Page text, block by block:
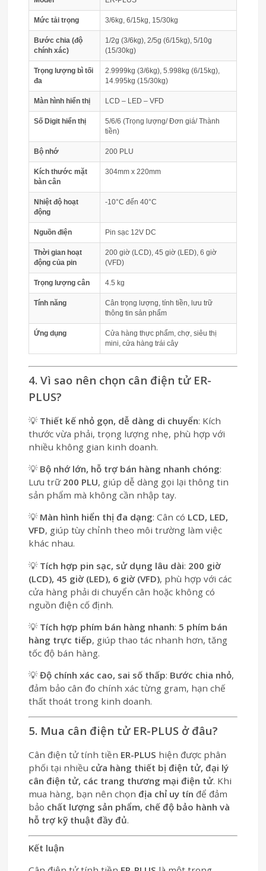
Mức tải trọng 3/6kg, 6/15kg, 15/30kg
Bước chia (độ
chính xác)
1/2g (3/6kg), 2/5g (6/15kg), 5/10g
(15/30kg)
Trọng lượng bì tối
đa
2.9999kg (3/6kg), 5.998kg (6/15kg),
14.995kg (15/30kg)
Màn hình hiển thị LCD – LED – VFD
Số Digit hiển thị
5/6/6 (Trọng lượng/ Đơn giá/ Thành
tiền)
Bộ nhớ 200 PLU
Kích thước mặt
bàn cân
304mm x 220mm
Nhiệt độ hoạt
động
-10°C đến 40°C
Nguồn điện Pin sạc 12V DC
Thời gian hoạt
động của pin
200 giờ (LCD), 45 giờ (LED), 6 giờ
(VFD)
Trọng lượng cân 4.5 kg
Tính năng
Cân trọng lượng, tính tiền, lưu trữ
thông tin sản phẩm
Ứng dụng
Cửa hàng thực phẩm, chợ, siêu thị
mini, cửa hàng trái cây
4. Vì sao nên chọn cân điện tử ER-
PLUS?
💡 Thiết kế nhỏ gọn, dễ dàng di chuyển: Kích
thước vừa phải, trọng lượng nhẹ, phù hợp với
nhiều không gian kinh doanh.
💡 Bộ nhớ lớn, hỗ trợ bán hàng nhanh chóng:
Lưu trữ 200 PLU, giúp dễ dàng gọi lại thông tin
sản phẩm mà không cần nhập tay.
💡 Màn hình hiển thị đa dạng: Cân có LCD, LED,
VFD, giúp tùy chỉnh theo môi trường làm việc
khác nhau.
💡 Tích hợp pin sạc, sử dụng lâu dài: 200 giờ
(LCD), 45 giờ (LED), 6 giờ (VFD), phù hợp với các
cửa hàng phải di chuyển cân hoặc không có
nguồn điện cố định.
💡 Tích hợp phím bán hàng nhanh: 5 phím bán
hàng trực tiếp, giúp thao tác nhanh hơn, tăng
tốc độ bán hàng.
💡Độ chính xác cao, sai số thấp: Bước chia nhỏ,
đảm bảo cân đo chính xác từng gram, hạn chế
thất thoát trong kinh doanh.
5. Mua cân điện tử ER-PLUS ở đâu?
Cân điện tử tính tiền ER-PLUS hiện được phân
phối tại nhiều cửa hàng thiết bị điện tử, đại lý
cân điện tử, các trang thương mại điện tử. Khi
mua hàng, bạn nên chọnđịa chỉ uy tín để đảm
bảo chất lượng sản phẩm, chế độ bảo hành và
hỗ trợ kỹ thuật đầy đủ.
Kết luận